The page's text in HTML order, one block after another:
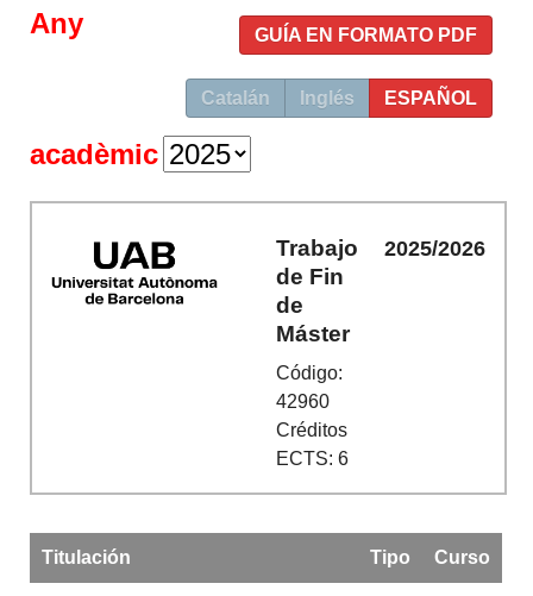
GUÍA EN FORMATO PDF
Catalán Inglés ESPAÑOL
Any
acadèmic
Trabajo
de Fin
de
Máster
Código:
42960
Créditos
ECTS: 6
2025/2026
Titulación Tipo Curso